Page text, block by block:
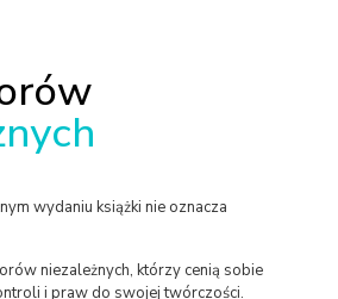
wydaniu książki nie oznacza
niezależnych, którzy cenią sobie
i praw do swojej twórczości.